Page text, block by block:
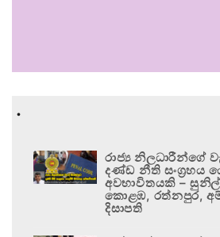
.
රාජ්‍ය නිලධාරීන්ගේ
දණ්ඩ නීති සංග්‍රහය
අවභාවිතයකි –
කොළඹ, රත්නපුර,
දිසාපති